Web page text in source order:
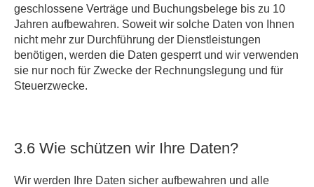
geschlossene Verträge und Buchungsbelege bis zu 10
Jahren aufbewahren. Soweit wir solche Daten von Ihnen
nicht mehr zur Durchführung der Dienstleistungen
benötigen, werden die Daten gesperrt und wir verwenden
sie nur noch für Zwecke der Rechnungslegung und für
Steuerzwecke.
3.6 Wie schützen wir Ihre Daten?
Wir werden Ihre Daten sicher aufbewahren und alle